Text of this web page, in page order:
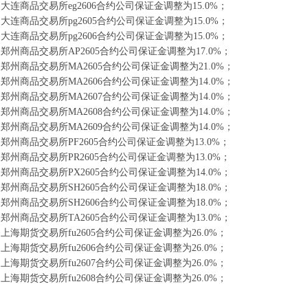
大连商品交易所eg2606合约公司保证金调整为15.0%；
大连商品交易所pg2605合约公司保证金调整为15.0%；
大连商品交易所pg2606合约公司保证金调整为15.0%；
郑州商品交易所AP2605合约公司保证金调整为17.0%；
郑州商品交易所MA2605合约公司保证金调整为21.0%；
郑州商品交易所MA2606合约公司保证金调整为14.0%；
郑州商品交易所MA2607合约公司保证金调整为14.0%；
郑州商品交易所MA2608合约公司保证金调整为14.0%；
郑州商品交易所MA2609合约公司保证金调整为14.0%；
郑州商品交易所PF2605合约公司保证金调整为13.0%；
郑州商品交易所PR2605合约公司保证金调整为13.0%；
郑州商品交易所PX2605合约公司保证金调整为14.0%；
郑州商品交易所SH2605合约公司保证金调整为18.0%；
郑州商品交易所SH2606合约公司保证金调整为18.0%；
郑州商品交易所TA2605合约公司保证金调整为13.0%；
上海期货交易所fu2605合约公司保证金调整为26.0%；
上海期货交易所fu2606合约公司保证金调整为26.0%；
上海期货交易所fu2607合约公司保证金调整为26.0%；
上海期货交易所fu2608合约公司保证金调整为26.0%；